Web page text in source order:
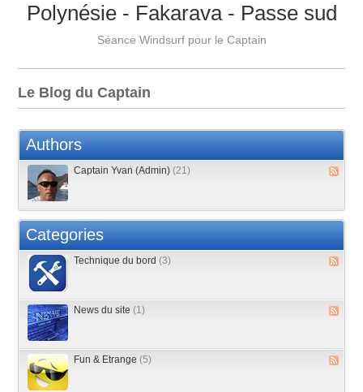
Polynésie - Fakarava - Passe sud
Séance Windsurf pour le Captain
Le Blog du Captain
Authors
Captain Yvan (Admin) (21)
Categories
Technique du bord (3)
News du site (1)
Fun & Etrange (5)